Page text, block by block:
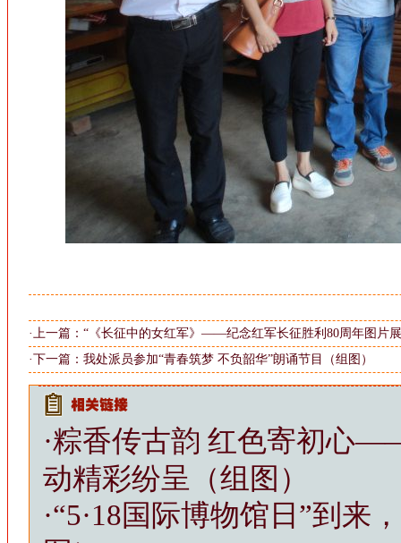
·上一篇： “《长征中的女红军》——纪念红军长征胜利80周年图片
·下一篇： 我处派员参加“青春筑梦 不负韶华”朗诵节目（组图）
·粽香传古韵 红色寄初心
动精彩纷呈（组图）
·“5·18国际博物馆日”到来